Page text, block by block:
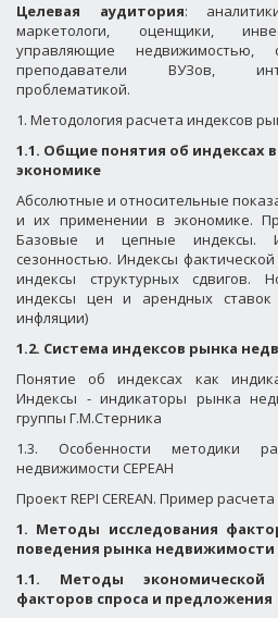
Целевая аудитория:
маркетологи, оценщики,
управляющие недвижимостью,
преподаватели ВУЗов,
проблематикой.
1. Методология расчета индексов
1.1. Общие понятия об индексах
экономике
Абсолютные и относительные
и их применении в экономике.
Базовые и цепные индексы.
сезонностью. Индексы
индексы структурных сдвигов.
индексы цен и арендных
инфляции)
1.2. Система индексов рынка
Понятие об индексах как
Индексы - индикаторы рынка
группы Г.М.Стерника
1.3. Особенности методики
недвижимости СЕРЕАН
ПроектREPI CEREAN. Пример
1. Методы исследования
поведения рынка недвижимости
1.1. Методы экономической
факторов спроса и предложения